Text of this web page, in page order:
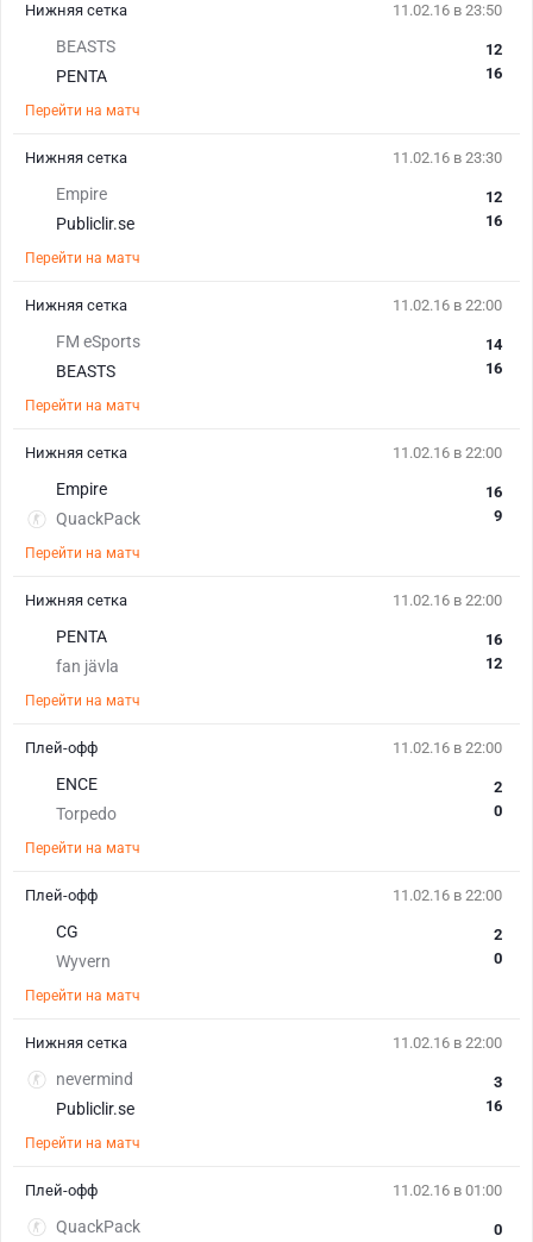
11.02.16 в 23:50
BEASTS
PENTA
12
16
Перейти на матч
Нижняя сетка
11.02.16 в 23:30
Empire
Publiclir.se
12
16
Перейти на матч
Нижняя сетка
11.02.16 в 22:00
FM eSports
BEASTS
14
16
Перейти на матч
Нижняя сетка
11.02.16 в 22:00
Empire
QuackPack
16
9
Перейти на матч
Нижняя сетка
11.02.16 в 22:00
PENTA
fan jävla
16
12
Перейти на матч
Нижняя сетка
11.02.16 в 22:00
ENCE
Torpedo
2
0
Перейти на матч
Плей-офф
11.02.16 в 22:00
CG
Wyvern
2
0
Перейти на матч
Плей-офф
11.02.16 в 22:00
nevermind
Publiclir.se
3
16
Перейти на матч
Нижняя сетка
11.02.16 в 01:00
QuackPack
0
Плей-офф